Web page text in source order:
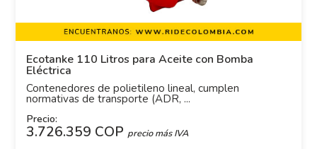
Ecotanke 110 Litros para Aceite con Bomba
Eléctrica
Contenedores de polietileno lineal, cumplen
normativas de transporte (ADR, ...
Precio:
3.726.359 COPprecio más IVA